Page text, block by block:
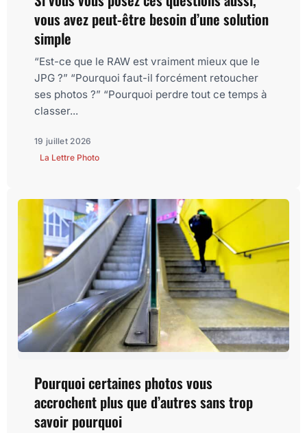
vous avez peut-être besoin d’une solution
simple
“Est-ce que le RAW est vraiment mieux que le
JPG ?” “Pourquoi faut-il forcément retoucher
ses photos ?” “Pourquoi perdre tout ce temps à
classer...
19 juillet 2026
La Lettre Photo
Pourquoi certaines photos vous
accrochent plus que d’autres sans trop
savoir pourquoi